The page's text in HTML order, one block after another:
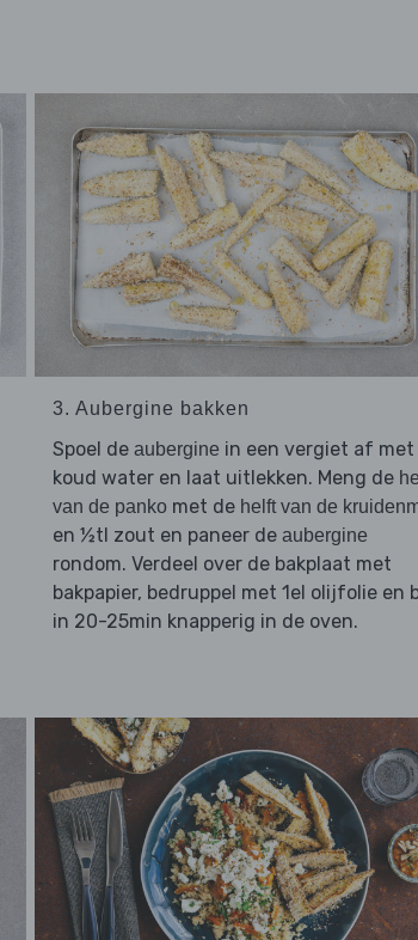
3. Aubergine bakken
Spoel de aubergine in een vergiet af met
koud water en laat uitlekken. Meng de
van de panko met de helft van de
en ½tl zout en paneer de aubergine
rondom. Verdeel over de bakplaat met
bakpapier, bedruppel met 1el olijfolie en
in 20-25min knapperig in de oven.